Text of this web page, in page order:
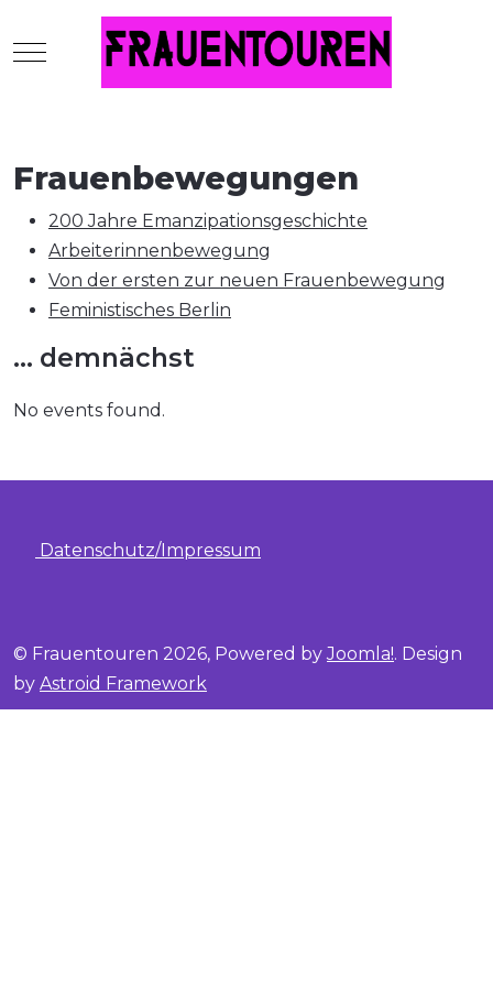
Mobile Menu Toggle
Frauenbewegungen
200 Jahre Emanzipationsgeschichte
Arbeiterinnenbewegung
Von der ersten zur neuen Frauenbewegung
Feministisches Berlin
... demnächst
No events found.
Datenschutz/Impressum
© Frauentouren 2026, Powered byJoomla!. Design
by Astroid Framework